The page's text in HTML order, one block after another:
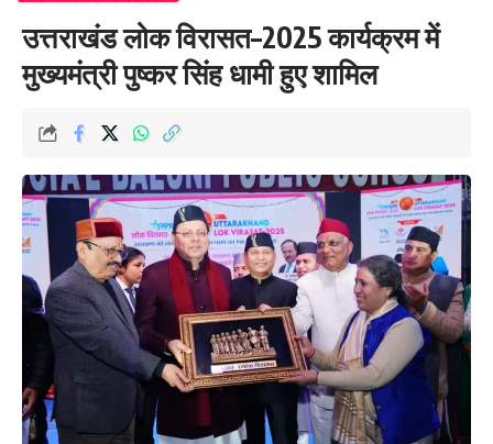
उत्तराखंड लोक विरासत–2025 कार्यक्रम में
मुख्यमंत्री पुष्कर सिंह धामी हुए शामिल